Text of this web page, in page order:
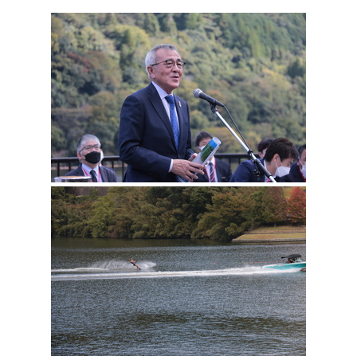
移住・定住
地方創生・地域活性化 広報・広聴
行政・計画